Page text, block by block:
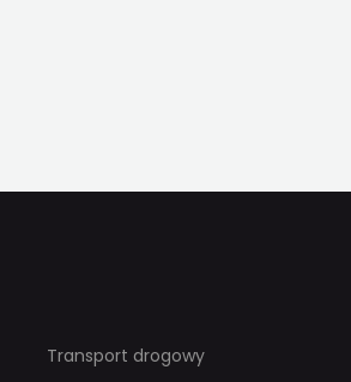
Transport drogowy